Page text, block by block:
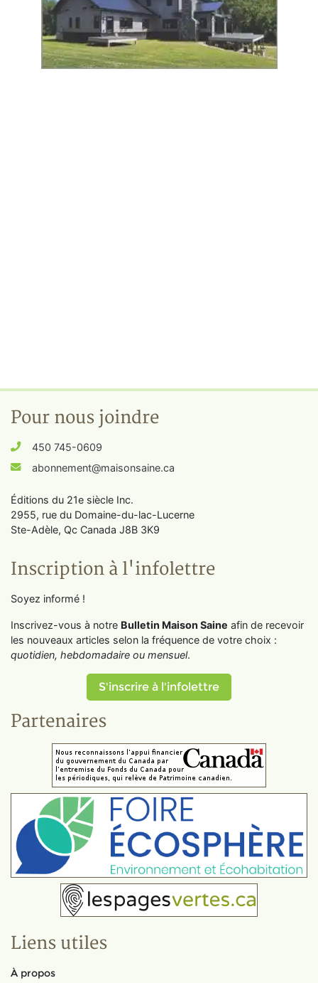
Pour nous joindre
450 745-0609
abonnement@maisonsaine.ca
Éditions du 21e siècle Inc.
2955, rue du Domaine-du-lac-Lucerne
Ste-Adèle, Qc Canada J8B 3K9
Inscription à l'infolettre
Soyez informé !
Inscrivez-vous à notre Bulletin Maison Saine afin de recevoir
les nouveaux articles selon la fréquence de votre choix :
quotidien, hebdomadaire ou mensuel.
S'inscrire à l'infolettre
Partenaires
Liens utiles
À propos